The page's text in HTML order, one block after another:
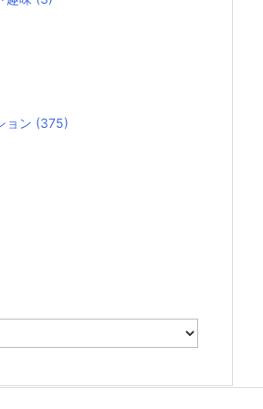
ョン (375)